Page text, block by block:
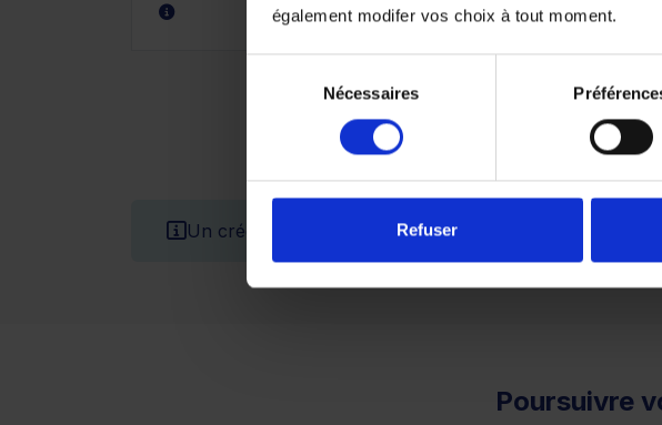
également modifer vos choix à tout moment.
consentement
Nécessaires
Refuser
Un crédit vous engage et doit être remboursé. Vérifiez
Poursuivre